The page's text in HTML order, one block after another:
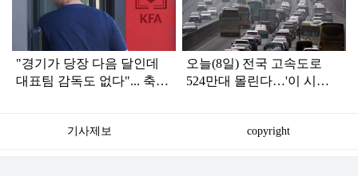
"경기가 당장 다음 달인데
대표팀 감독도 없다"... 축구
오늘(8일) 전국 고속도로
524만대 몰린다…'이 시
기사제보 copyright